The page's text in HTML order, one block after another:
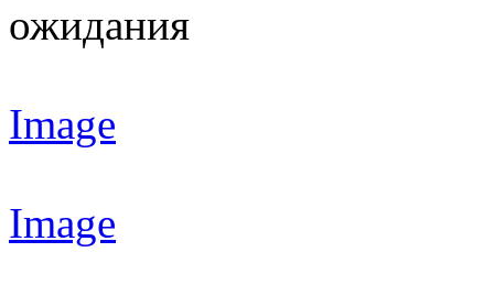
ожидания
Image
Image